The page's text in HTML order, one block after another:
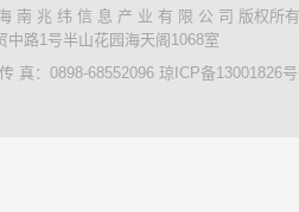
南 兆 纬 信 息 产 业 有 限 公 司 版权所
中路1号半山花园海天阁1068室
真：0898-68552096 琼ICP备13001826